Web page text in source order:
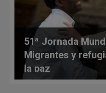
51ª Jornada
Migrantes y
la paz